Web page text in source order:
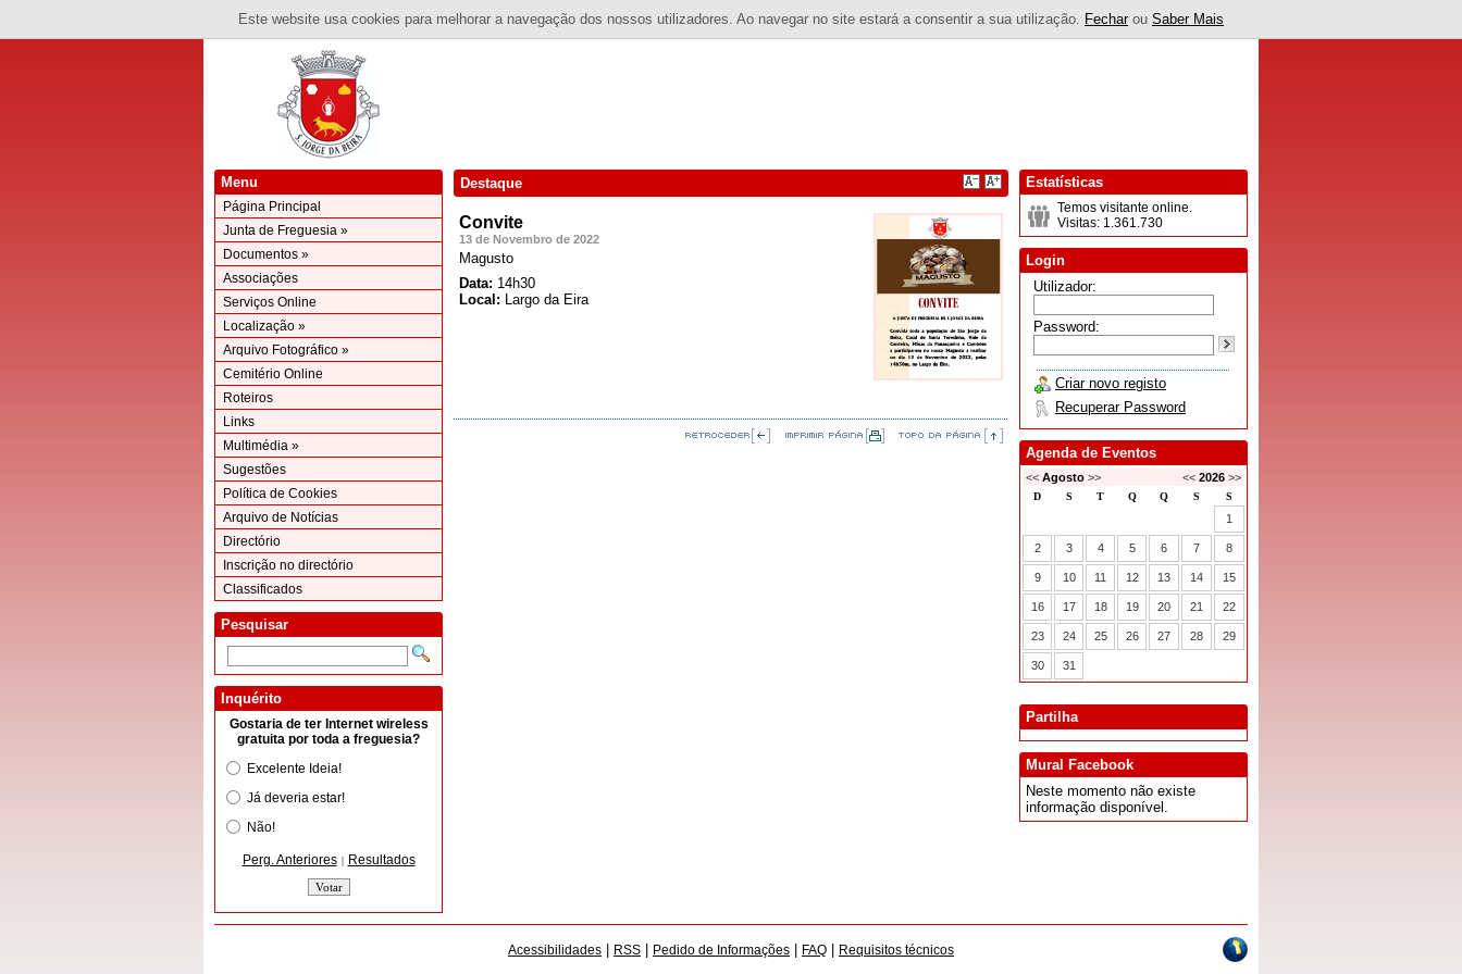
Este website usa cookies para melhorar a navegação dos nossos utilizadores. Ao navegar no site estará a consentir a sua utilização. Fecharou Saber Mais
Menu
Página Principal
Junta de Freguesia »
Documentos »
Associações
Serviços Online
Localização »
Arquivo Fotográfico »
Cemitério Online
Roteiros
Links
Multimédia »
Sugestões
Política de Cookies
Arquivo de Notícias
Directório
Inscrição no directório
Classificados
Pesquisar
Inquérito
Gostaria de ter Internet wireless
gratuita por toda a freguesia?
Excelente Ideia!
Já deveria estar!
Não!
Perg. Anteriores | Resultados
Destaque
Convite
13 de Novembro de 2022
Magusto
Data: 14h30
Local: Largo da Eira
Estatísticas
Temos visitante online.
Visitas: 1.361.730
Login
Utilizador:
Password:
Criar novo registo
Recuperar Password
Agenda de Eventos
Partilha
Mural Facebook
Neste momento não existe
informação disponível.
Acessibilidades RSS Pedido de Informações FAQ Requisitos técnicos